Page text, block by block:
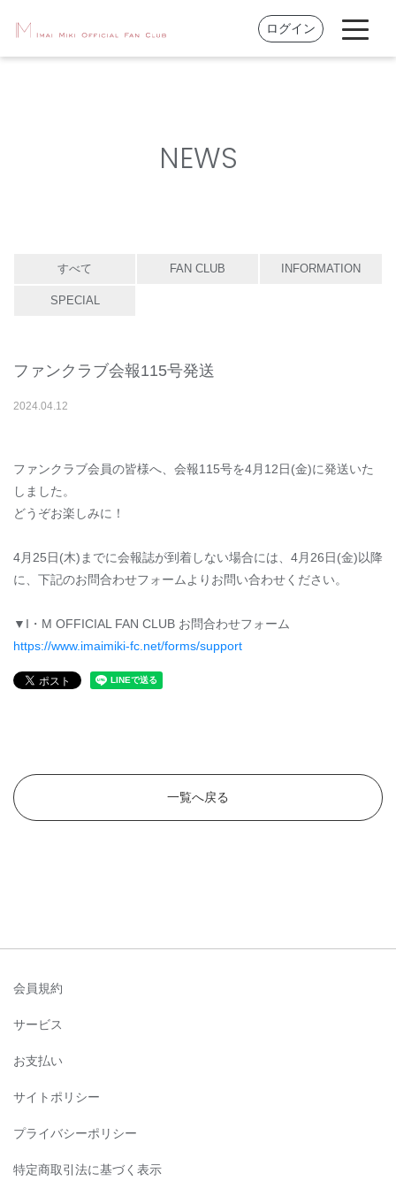
ログイン
NEWS
すべて FAN CLUB INFORMATION
SPECIAL
ファンクラブ会報115号発送
2024.04.12
ファンクラブ会員の皆様へ、会報115号を4月12日(金)に発送いた
しました。
どうぞお楽しみに！
4月25日(木)までに会報誌が到着しない場合には、4月26日(金)以降
に、下記のお問合わせフォームよりお問い合わせください。
▼I・M OFFICIAL FAN CLUB お問合わせフォーム
https://www.imaimiki-fc.net/forms/support
一覧へ戻る
会員規約
サービス
お支払い
サイトポリシー
プライバシーポリシー
特定商取引法に基づく表示